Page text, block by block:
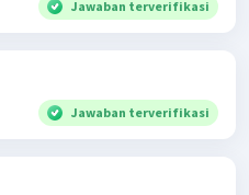
Jawaban terverifikasi
Jawaban terverifikasi